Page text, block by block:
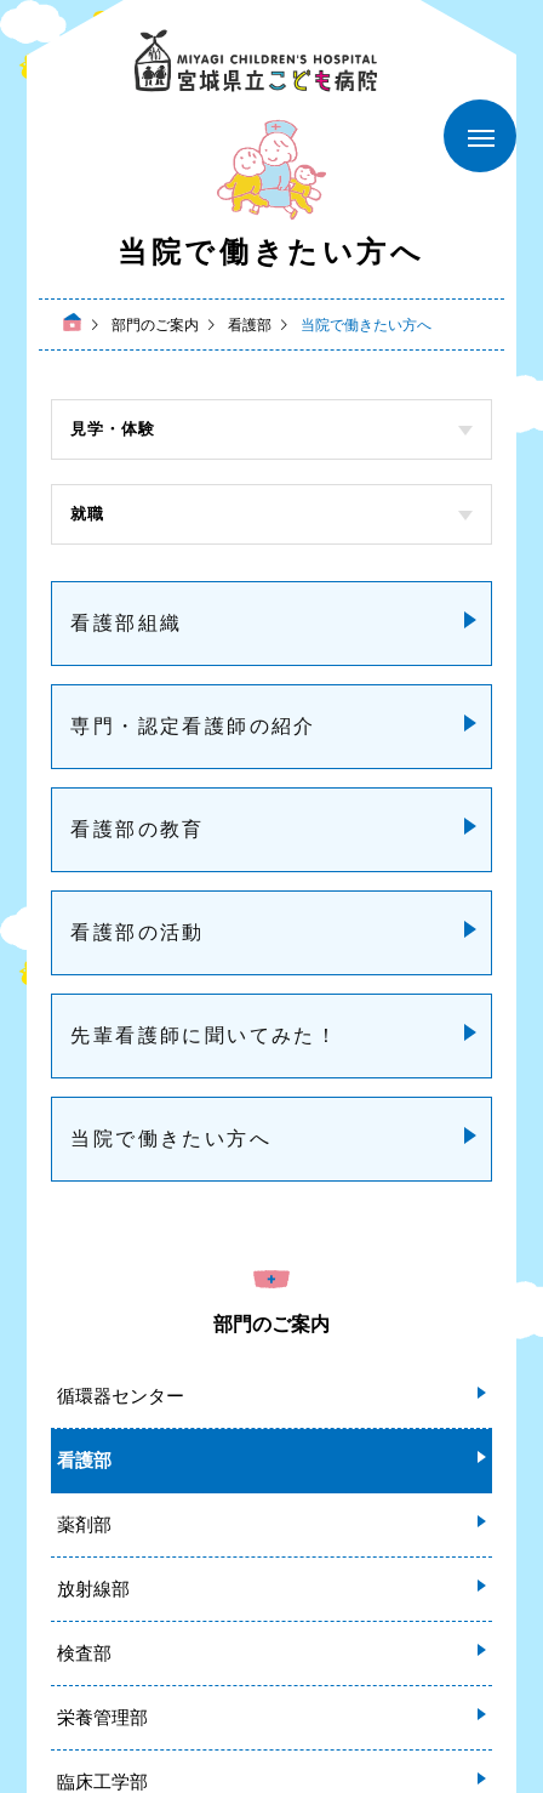
当院で働きたい方へ
部門のご案内 看護部 当院で働きたい方へ
見学・体験
就職
看護部組織
専門・認定看護師の紹介
看護部の教育
看護部の活動
先輩看護師に聞いてみた！
当院で働きたい方へ
部門のご案内
循環器センター
看護部
薬剤部
放射線部
検査部
栄養管理部
臨床工学部